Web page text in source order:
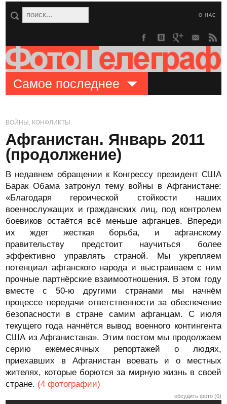
О НАС
Самое последнее
ВОЙНЫ, КОНФЛИКТЫ
Афганистан. Январь 2011
(продолжение)
В недавнем обращении к Конгрессу президент США
Барак Обама затронул тему войны в Афганистане:
«Благодаря героической стойкости наших
военнослужащих и гражданских лиц, под контролем
боевиков остаётся всё меньше афганцев. Впереди
их ждет жесткая борьба, и афганскому
правительству предстоит научиться более
эффективно управлять страной. Мы укрепляем
потенциал афганского народа и выстраиваем с ним
прочные партнёрские взаимоотношения. В этом году
вместе с 50-ю другими странами мы начнём
процессе передачи ответственности за обеспечение
безопасности в стране самим афганцам. С июля
текущего года начнётся вывод военного контингента
США из Афганистана». Этим постом мы продолжаем
серию ежемесячных репортажей о людях,
приехавших в Афганистан воевать и о местных
жителях, которые борются за мирную жизнь в своей
стране. (4 фотографии)
обсудить фото (0)